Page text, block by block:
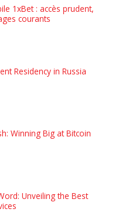
1xBet : accès prudent,
courants
Residency in Russia
Winning Big at Bitcoin
Unveiling the Best